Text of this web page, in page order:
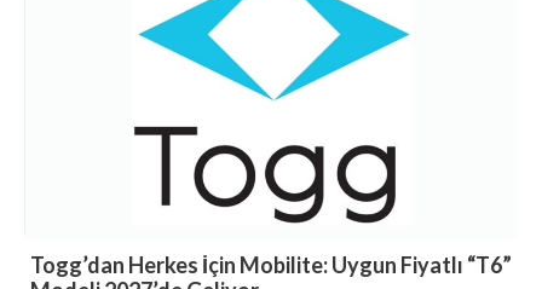
Togg’dan Herkes İçin Mobilite: Uygun Fiyatlı “T6”